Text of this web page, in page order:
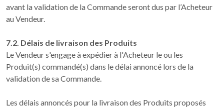
avant la validation de la Commande seront dus par l’Acheteur
au Vendeur.
7.2. Délais de livraison des Produits
Le Vendeur s'engage à expédier à l'Acheteur le ou les
Produit(s) commandé(s) dans le délai annoncé lors de la
validation de sa Commande.
Les délais annoncés pour la livraison des Produits proposés